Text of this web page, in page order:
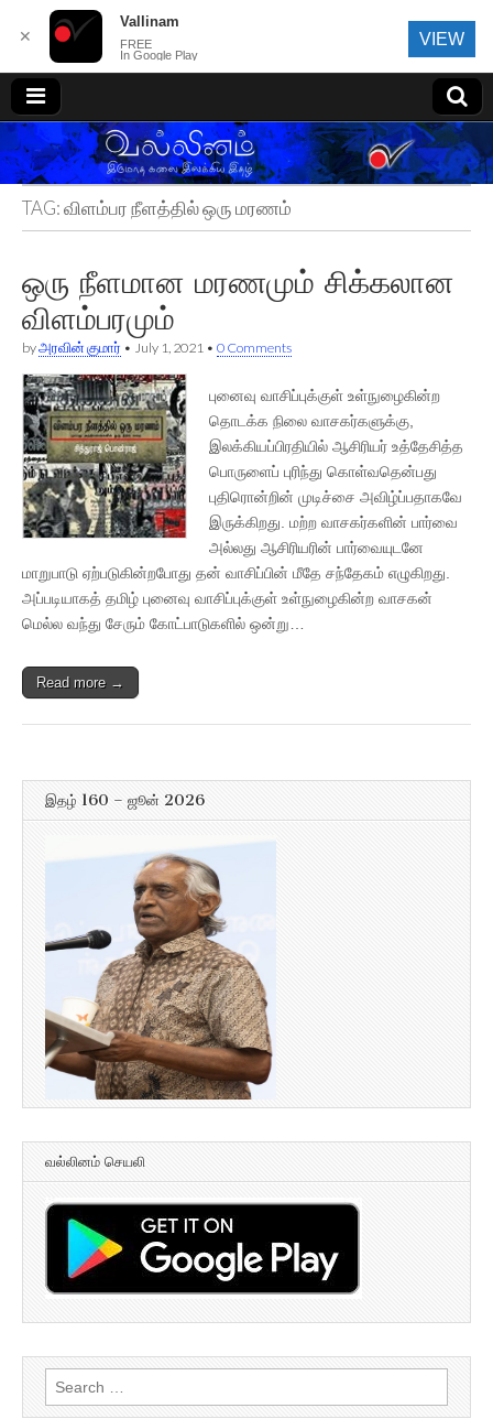
வல்லினம்
TAG:விளம்பர நீளத்தில் ஒரு மரணம்
ஒரு நீளமான மரணமும் சிக்கலான
விளம்பரமும்
byஅரவின் குமார் • July 1, 2021 • 0 Comments
புனைவு வாசிப்புக்குள் உள்நுழைகின்ற
தொடக்க நிலை வாசகர்களுக்கு,
இலக்கியப்பிரதியில் ஆசிரியர் உத்தேசித்த
பொருளைப் புரிந்து கொள்வதென்பது
புதிரொன்றின் முடிச்சை அவிழ்ப்பதாகவே
இருக்கிறது. மற்ற வாசகர்களின் பார்வை
அல்லது ஆசிரியரின் பார்வையுடனே
மாறுபாடு ஏற்படுகின்றபோது தன் வாசிப்பின் மீதே சந்தேகம் எழுகிறது.
அப்படியாகத் தமிழ் புனைவு வாசிப்புக்குள் உள்நுழைகின்ற வாசகன்
மெல்ல வந்து சேரும் கோட்பாடுகளில் ஒன்று…
Read more →
இதழ் 160 – ஜூன் 2026
வல்லினம் செயலி
Search
for:
✕
Vallinam
FREE
In Google Play
VIEW